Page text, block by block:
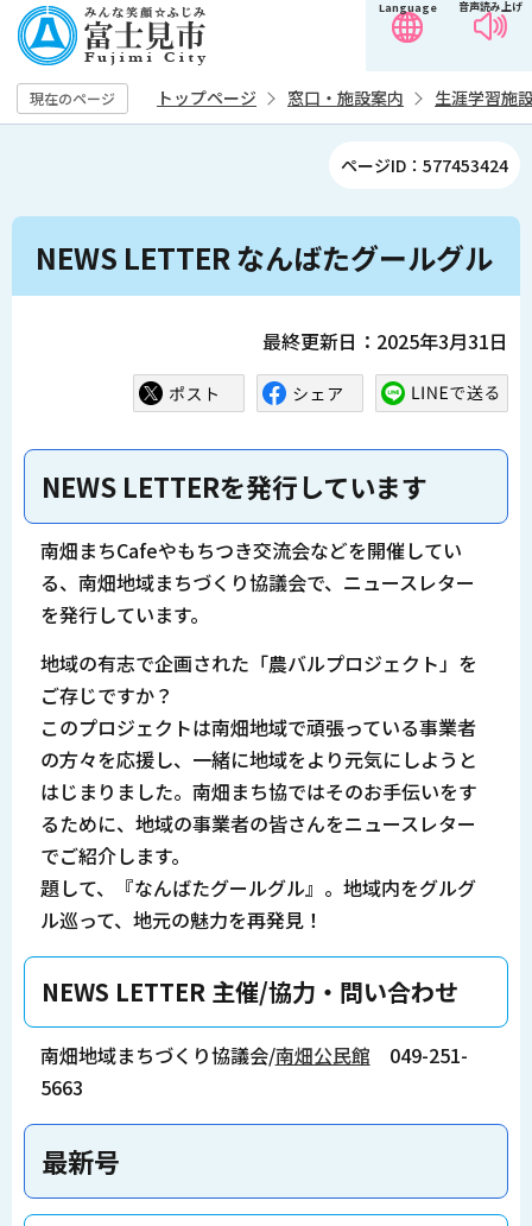
の
ペ
ー
す
音声読み上げ
Language
現在のページ トップページ 窓口・施設案内 生涯学習施
ページID：577453424
本
NEWS LETTER なんばたグールグル
最終更新日：2025年3月31日
NEWS LETTERを発行しています
南畑まちCafeやもちつき交流会などを開催してい
る、南畑地域まちづくり協議会で、ニュースレター
を発行しています。
地域の有志で企画された「農バルプロジェクト」を
ご存じですか？
このプロジェクトは南畑地域で頑張っている事業者
の方々を応援し、一緒に地域をより元気にしようと
はじまりました。南畑まち協ではそのお手伝いをす
るために、地域の事業者の皆さんをニュースレター
でご紹介します。
題して、『なんばたグールグル』。地域内をグルグ
ル巡って、地元の魅力を再発見！
NEWS LETTER 主催/協力・問い合わせ
南畑地域まちづくり協議会/南畑公民館 049-251-
5663
最新号